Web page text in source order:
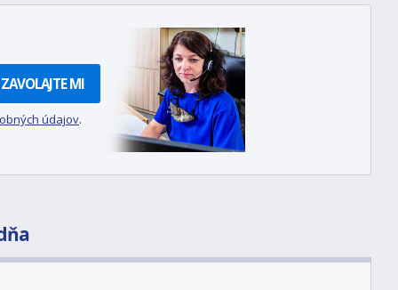
ZAVOLAJTE MI
údajov.